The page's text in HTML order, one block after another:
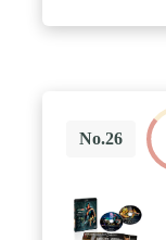
No.26